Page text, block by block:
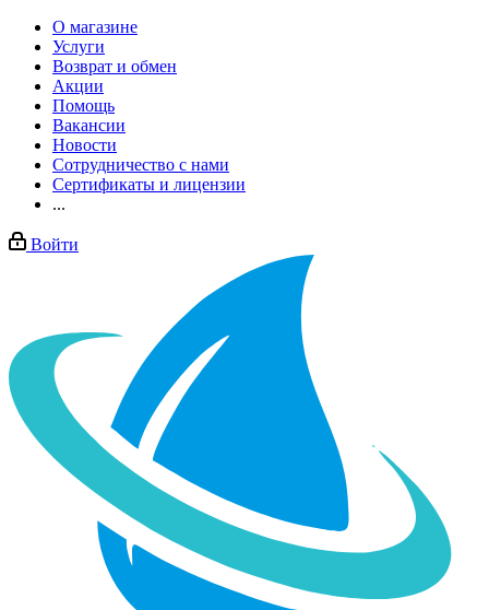
О магазине
Услуги
Возврат и обмен
Акции
Помощь
Вакансии
Новости
Сотрудничество с нами
Сертификаты и лицензии
...
Войти